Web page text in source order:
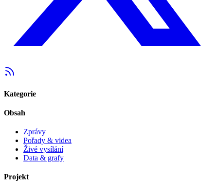
Kategorie
Obsah
Zprávy
Pořady & videa
Živé vysílání
Data & grafy
Projekt